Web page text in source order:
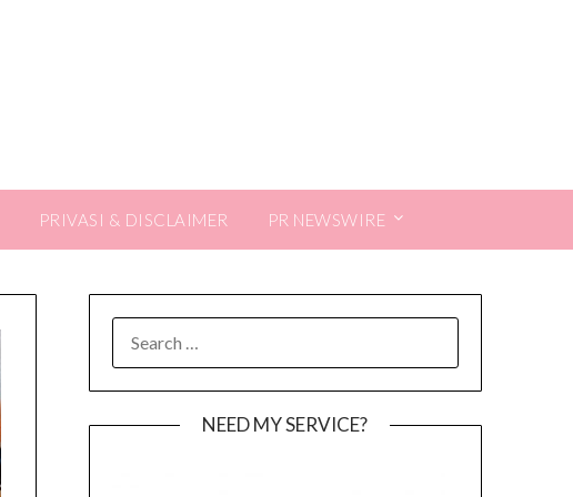
PRIVASI & DISCLAIMER PR NEWSWIRE
FOR:
NEED MY SERVICE?